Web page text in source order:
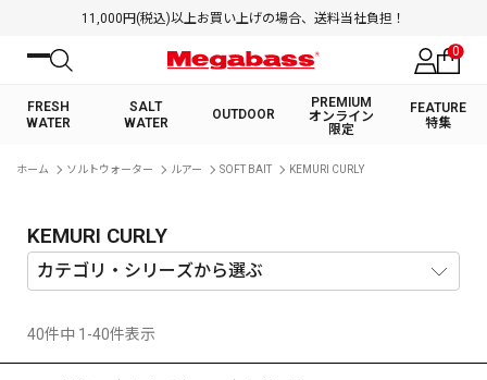
11,000円(税込)以上お買い上げの場合、送料当社負担！
0
FRESH
WATER
SALT
WATER
OUTDOOR
PREMIUM
オンライン
限定
FEATURE
特集
絞り込み検索
カテゴリ
ホーム ソルトウォーター ルアー SOFT BAIT KEMURI CURLY
KEMURI CURLY
40件中 1-40件表示